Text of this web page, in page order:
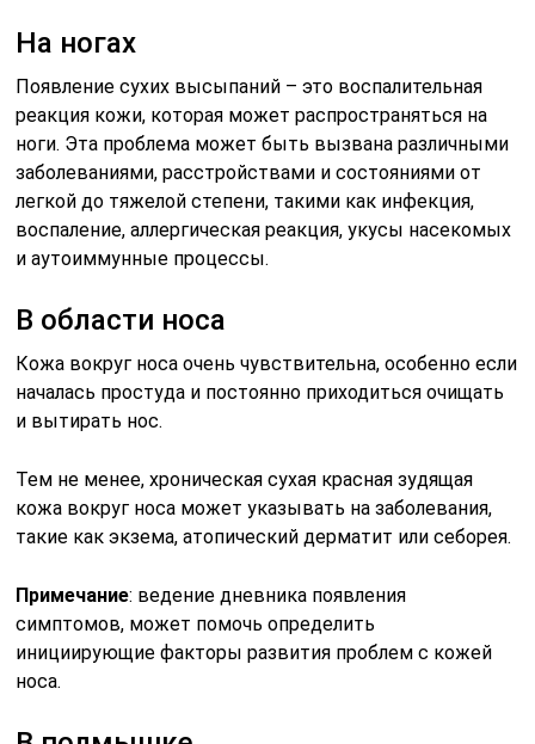
На ногах
Появление сухих высыпаний – это воспалительная
реакция кожи, которая может распространяться на
ноги. Эта проблема может быть вызвана различными
заболеваниями, расстройствами и состояниями от
легкой до тяжелой степени, такими как инфекция,
воспаление, аллергическая реакция, укусы насекомых
и аутоиммунные процессы.
В области носа
Кожа вокруг носа очень чувствительна, особенно если
началась простуда и постоянно приходиться очищать
и вытирать нос.
Тем не менее, хроническая сухая красная зудящая
кожа вокруг носа может указывать на заболевания,
такие как экзема, атопический дерматит или себорея.
Примечание: ведение дневника появления
симптомов, может помочь определить
инициирующие факторы развития проблем с кожей
носа.